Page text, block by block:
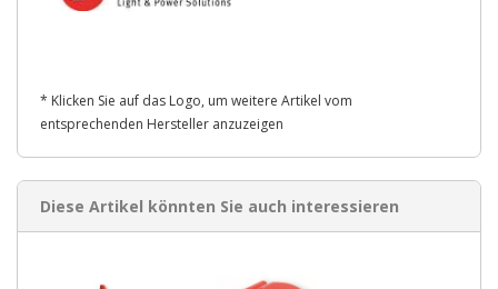
* Klicken Sie auf das Logo, um weitere Artikel vom
entsprechenden Hersteller anzuzeigen
Diese Artikel könnten Sie auch interessieren